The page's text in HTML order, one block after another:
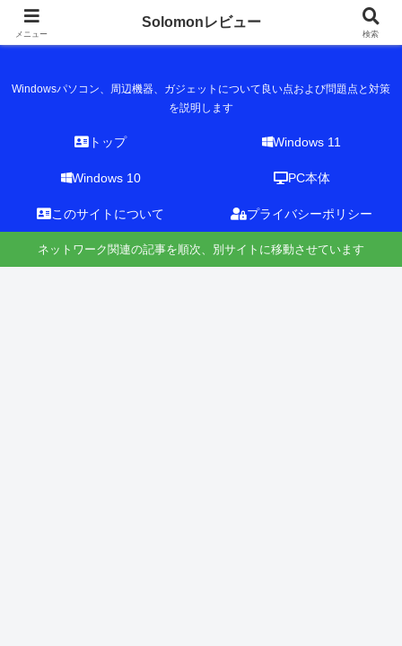
Solomonレビュー
Windowsパソコン、周辺機器、ガジェットについて良い点および問題点と対策
を説明します
トップ Windows 11
Windows 10 PC本体
このサイトについて プライバシーポリシー
ネットワーク関連の記事を順次、別サイトに移動させています
メニュー
Solomonレビュー
検索